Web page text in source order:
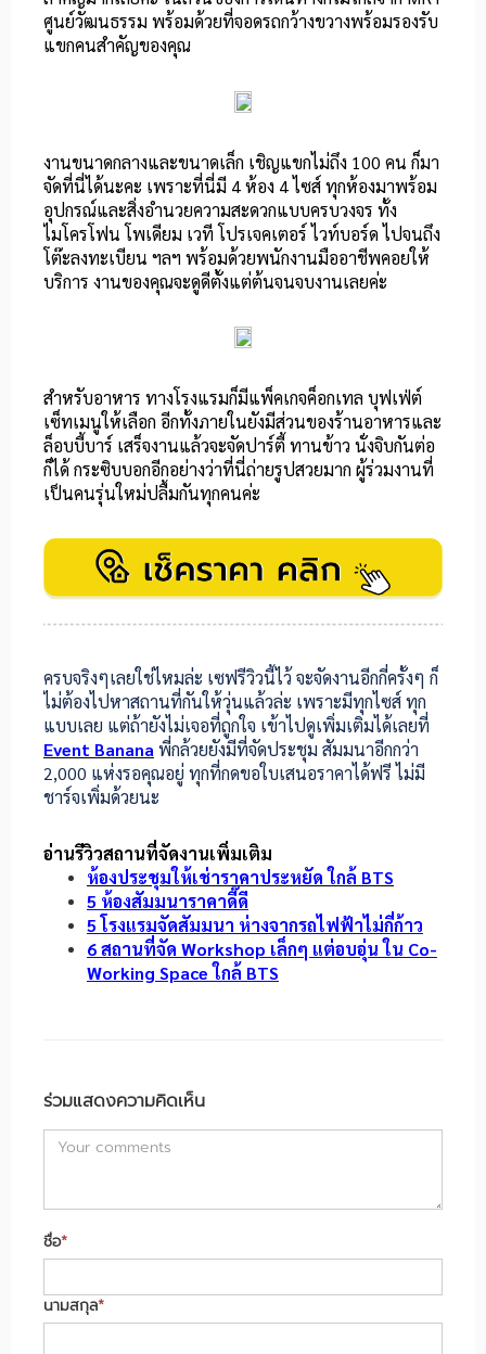
ศูนย์วัฒนธรรม พร้อมด้วยที่จอดรถกว้างขวางพร้อมรองรับ
แขกคนสำคัญของคุณ
งานขนาดกลางและขนาดเล็ก เชิญแขกไม่ถึง 100 คน ก็มา
จัดที่นี่ได้นะคะ เพราะที่นี่มี 4 ห้อง 4 ไซส์ ทุกห้องมาพร้อม
อุปกรณ์และสิ่งอำนวยความสะดวกแบบครบวงจร ทั้ง
ไมโครโฟน โพเดียม เวที โปรเจคเตอร์ ไวท์บอร์ด ไปจนถึง
โต๊ะลงทะเบียน ฯลฯ พร้อมด้วยพนักงานมืออาชีพคอยให้
บริการ งานของคุณจะดูดีตั้งแต่ต้นจนจบงานเลยค่ะ
สำหรับอาหาร ทางโรงแรมก็มีแพ็คเกจค็อกเทล บุฟเฟ่ต์
เซ็ทเมนูให้เลือก อีกทั้งภายในยังมีส่วนของร้านอาหารและ
ล็อบบี้บาร์ เสร็จงานแล้วจะจัดปาร์ตี้ ทานข้าว นั่งจิบกันต่อ
ก็ได้ กระซิบบอกอีกอย่างว่าที่นี่ถ่ายรูปสวยมาก ผู้ร่วมงานที่
เป็นคนรุ่นใหม่ปลื้มกันทุกคนค่ะ
ครบจริงๆเลยใช่ไหมล่ะ เซฟรีวิวนี้ไว้ จะจัดงานอีกกี่ครั้งๆ ก็
ไม่ต้องไปหาสถานที่กันให้วุ่นแล้วล่ะ เพราะมีทุกไซส์ ทุก
แบบเลย แต่ถ้ายังไม่เจอที่ถูกใจ เข้าไปดูเพิ่มเติมได้เลยที่
Event Bananaพี่กล้วยยังมีที่จัดประชุม สัมมนาอีกกว่า
2,000 แห่งรอคุณอยู่ ทุกที่กดขอใบเสนอราคาได้ฟรี ไม่มี
ชาร์จเพิ่มด้วยนะ
อ่านรีวิวสถานที่จัดงานเพิ่มเติม
ห้องประชุมให้เช่าราคาประหยัด ใกล้ BTS
5 ห้องสัมมนาราคาดี๊ดี
5 โรงแรมจัดสัมมนา ห่างจากรถไฟฟ้าไม่กี่ก้าว
6 สถานที่จัด Workshop เล็กๆ แต่อบอุ่น ใน Co-
Working Space ใกล้ BTS
ร่วมแสดงความคิดเห็น
ชื่อ*
นามสกุล*